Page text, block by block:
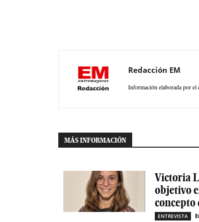
Redacción EM
Información elaborada por el
MÁS INFORMACIÓN
Victoria
objetivo
concepto
ENTREVISTA